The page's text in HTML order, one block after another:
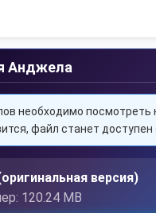
Анджела
необходимо посмотреть
файл станет доступен
версия)
120.24 MB